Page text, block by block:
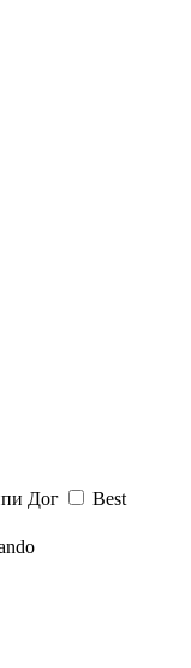
Дог
Best